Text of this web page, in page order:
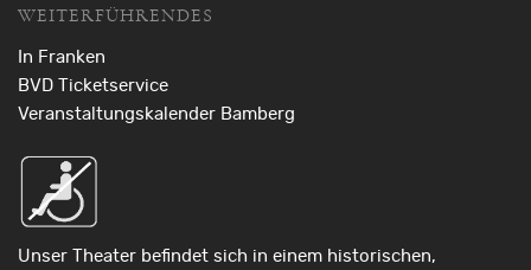
WEITERFÜHRENDES
In Franken
BVD Ticketservice
Veranstaltungskalender Bamberg
Unser Theater befindet sich in einem historischen,